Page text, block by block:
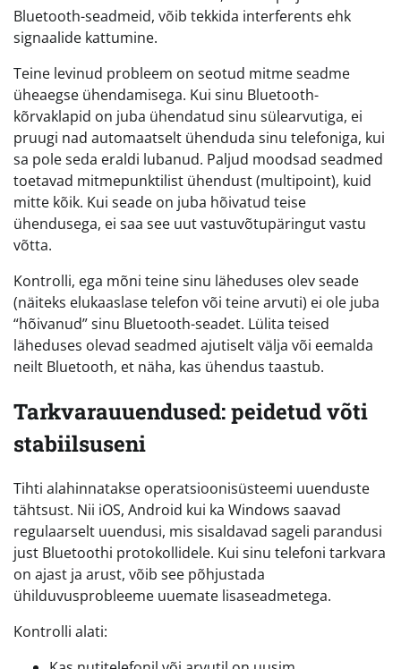
Bluetooth-seadmeid, võib tekkida interferents ehk
signaalide kattumine.
Teine levinud probleem on seotud mitme seadme
üheaegse ühendamisega. Kui sinu Bluetooth-
kõrvaklapid on juba ühendatud sinu sülearvutiga, ei
pruugi nad automaatselt ühenduda sinu telefoniga, kui
sa pole seda eraldi lubanud. Paljud moodsad seadmed
toetavad mitmepunktilist ühendust (multipoint), kuid
mitte kõik. Kui seade on juba hõivatud teise
ühendusega, ei saa see uut vastuvõtupäringut vastu
võtta.
Kontrolli, ega mõni teine sinu läheduses olev seade
(näiteks elukaaslase telefon või teine arvuti) ei ole juba
“hõivanud” sinu Bluetooth-seadet. Lülita teised
läheduses olevad seadmed ajutiselt välja või eemalda
neilt Bluetooth, et näha, kas ühendus taastub.
Tarkvarauuendused: peidetud võti
stabiilsuseni
Tihti alahinnatakse operatsioonisüsteemi uuenduste
tähtsust. Nii iOS, Android kui ka Windows saavad
regulaarselt uuendusi, mis sisaldavad sageli parandusi
just Bluetoothi protokollidele. Kui sinu telefoni tarkvara
on ajast ja arust, võib see põhjustada
ühilduvusprobleeme uuemate lisaseadmetega.
Kontrolli alati: